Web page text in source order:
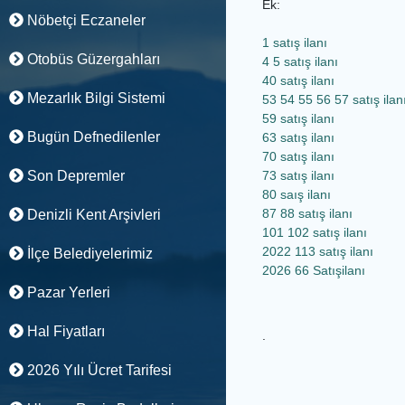
Nöbetçi Eczaneler
Otobüs Güzergahları
Mezarlık Bilgi Sistemi
Bugün Defnedilenler
Son Depremler
Denizli Kent Arşivleri
İlçe Belediyelerimiz
Pazar Yerleri
Hal Fiyatları
2026 Yılı Ücret Tarifesi
Ek:
1 satış ilanı
4 5 satış ilanı
40 satış ilanı
53 54 55 56 57 satış
59 satış ilanı
63 satış ilanı
70 satış ilanı
73 satış ilanı
80 saış ilanı
87 88 satış ilanı
101 102 satış ilanı
2022 113 satış ilanı
2026 66 Satışilanı